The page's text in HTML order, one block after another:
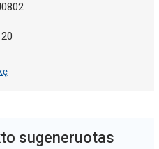
sugeneruotas